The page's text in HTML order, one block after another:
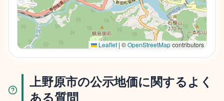
Leaflet | ©OpenStreetMapcontributors
上野原市の公示地価に関するよく
ある質問